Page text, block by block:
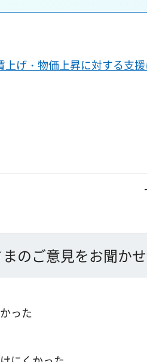
上げ・物価上昇に対する支
のご意見をお聞か
った